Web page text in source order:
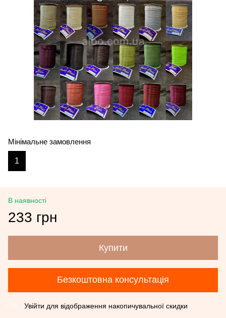
Мінімальне замовлення
1
В наявності
233 грн
Купити
Безкоштовна консультація
Увійти для відображення накопичувальної скидки